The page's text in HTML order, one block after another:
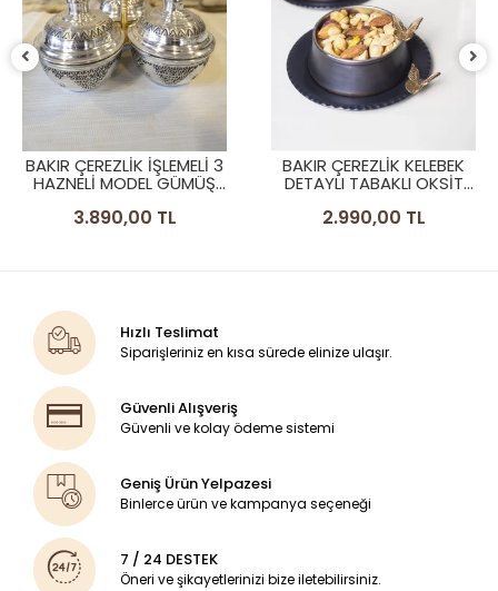
BAKIR ÇEREZLİK İŞLEMELİ 3
HAZNELİ MODEL GÜMÜŞ
3.890,00 TL
BAKIR ÇEREZLİK KELEBEK
DETAYLI TABAKLI OKSİT
2.990,00 TL
Hızlı Teslimat
Siparişleriniz en kısa sürede elinize ulaşır.
Güvenli Alışveriş
Güvenli ve kolay ödeme sistemi
Geniş Ürün Yelpazesi
Binlerce ürün ve kampanya seçeneği
7 / 24 DESTEK
Öneri ve şikayetlerinizi bize iletebilirsiniz.